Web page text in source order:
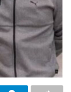
y valentía día
a la patria”, les
parte de su
pero
a lograr su